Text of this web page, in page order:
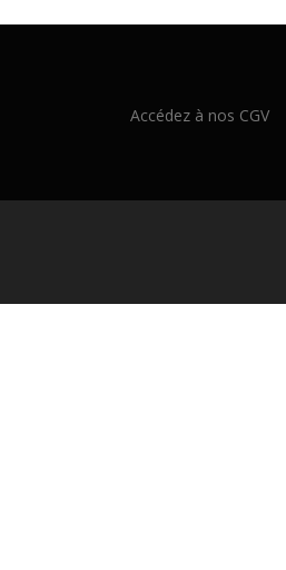
Accédez à nos CGV